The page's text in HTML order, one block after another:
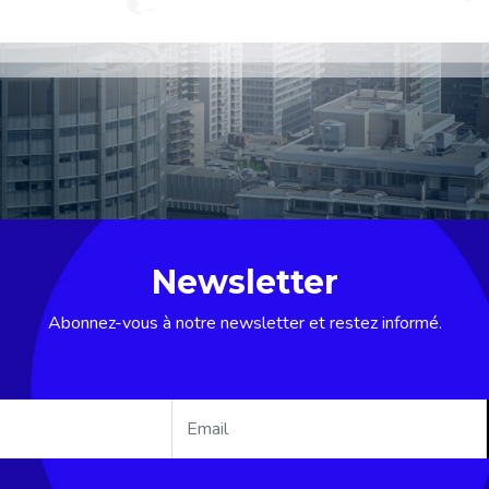
Newsletter
Abonnez-vous à notre newsletter et restez informé.